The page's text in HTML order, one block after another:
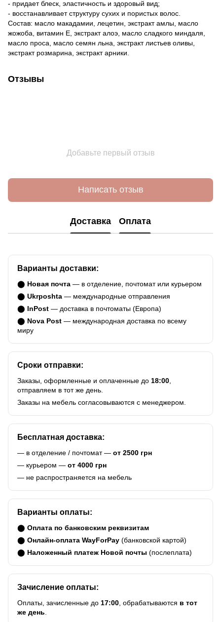
- придает блеск, эластичность и здоровый вид;
- восстанавливает структуру сухих и пористых волос.
Состав: масло макадамии, лецетин, экстракт амлы, масло
жожоба, витамин Е, экстракт алоэ, масло сладкого миндаля,
масло проса, масло семян льна, экстракт листьев оливы,
экстракт розмарина, экстракт арники.
Отзывы
Добавьте первый отзыв
Написать отзыв
Доставка Оплата
Варианты доставки:
⬤ Новая почта — в отделение, почтомат или курьером
⬤ Ukrposhta — международные отправления
⬤ InPost — доставка в почтоматы (Европа)
⬤ Nova Post — международная доставка по всему
миру
Сроки отправки:
Заказы, оформленные и оплаченные до 18:00
отправляем в тот же день.
Заказы на мебель согласовываются с менеджером.
Бесплатная доставка:
— в отделение / почтомат — от 2500 грн
— курьером — от 4000 грн
— не распространяется на мебель
Варианты оплаты:
⬤ Оплата по банковским реквизитам
⬤ Онлайн-оплата WayForPay (банковской картой)
⬤ Наложенный платеж Новой почты (послеплата)
Зачисление оплаты:
Оплаты, зачисленные до 17:00 , обрабатываются в тот
же день